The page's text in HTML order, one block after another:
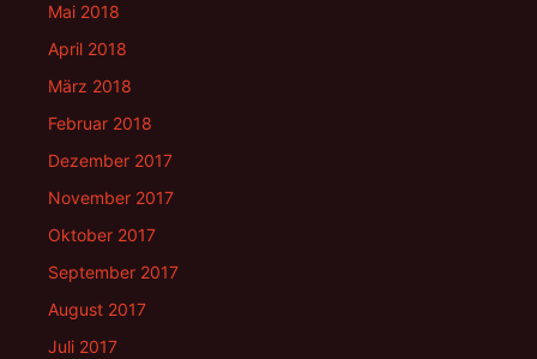
Mai 2018
April 2018
März 2018
Februar 2018
Dezember 2017
November 2017
Oktober 2017
September 2017
August 2017
Juli 2017